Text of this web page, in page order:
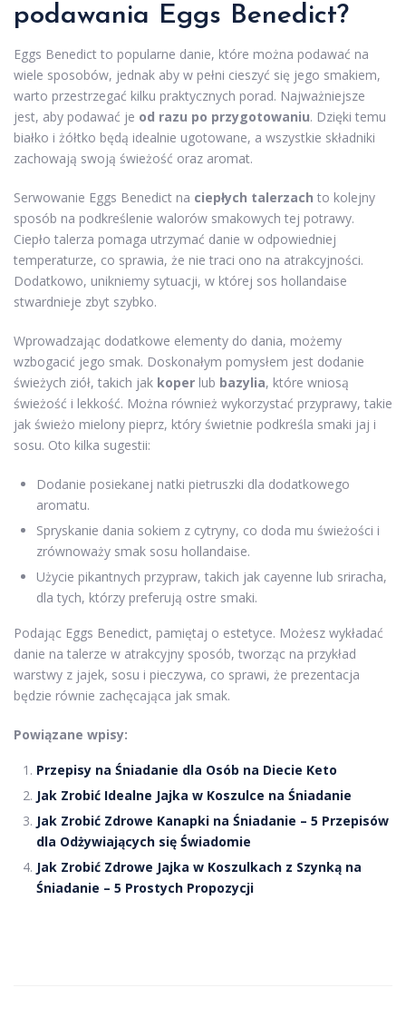
podawania Eggs Benedict?
Eggs Benedict to popularne danie, które można podawać na
wiele sposobów, jednak aby w pełni cieszyć się jego smakiem,
warto przestrzegać kilku praktycznych porad. Najważniejsze
jest, aby podawać je od razu po przygotowaniu. Dzięki temu
białko i żółtko będą idealnie ugotowane, a wszystkie składniki
zachowają swoją świeżość oraz aromat.
Serwowanie Eggs Benedict na ciepłych talerzach to kolejny
sposób na podkreślenie walorów smakowych tej potrawy.
Ciepło talerza pomaga utrzymać danie w odpowiedniej
temperaturze, co sprawia, że nie traci ono na atrakcyjności.
Dodatkowo, unikniemy sytuacji, w której sos hollandaise
stwardnieje zbyt szybko.
Wprowadzając dodatkowe elementy do dania, możemy
wzbogacić jego smak. Doskonałym pomysłem jest dodanie
świeżych ziół, takich jak koper lub bazylia, które wniosą
świeżość i lekkość. Można również wykorzystać przyprawy, takie
jak świeżo mielony pieprz, który świetnie podkreśla smaki jaj i
sosu. Oto kilka sugestii:
Dodanie posiekanej natki pietruszki dla dodatkowego
aromatu.
Spryskanie dania sokiem z cytryny, co doda mu świeżości i
zrównoważy smak sosu hollandaise.
Użycie pikantnych przypraw, takich jak cayenne lub sriracha,
dla tych, którzy preferują ostre smaki.
Podając Eggs Benedict, pamiętaj o estetyce. Możesz wykładać
danie na talerze w atrakcyjny sposób, tworząc na przykład
warstwy z jajek, sosu i pieczywa, co sprawi, że prezentacja
będzie równie zachęcająca jak smak.
Powiązane wpisy:
Przepisy na Śniadanie dla Osób na Diecie Keto
Jak Zrobić Idealne Jajka w Koszulce na Śniadanie
Jak Zrobić Zdrowe Kanapki na Śniadanie – 5 Przepisów
dla Odżywiających się Świadomie
Jak Zrobić Zdrowe Jajka w Koszulkach z Szynką na
Śniadanie – 5 Prostych Propozycji